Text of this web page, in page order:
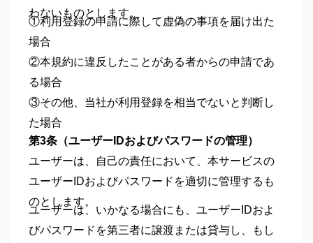
わないものとします。
①利用登録の申請に際して虚偽の事項を届け出た
場合
②本規約に違反したことがある者からの申請であ
る場合
③その他、当社が利用登録を相当でないと判断し
た場合
第3条（ユーザーIDおよびパスワードの管理）
ユーザーは、自己の責任において、本サービスの
ユーザーIDおよびパスワードを適切に管理するも
のとします。
ユーザーは、いかなる場合にも、ユーザーIDおよ
びパスワードを第三者に譲渡または貸与し、もし